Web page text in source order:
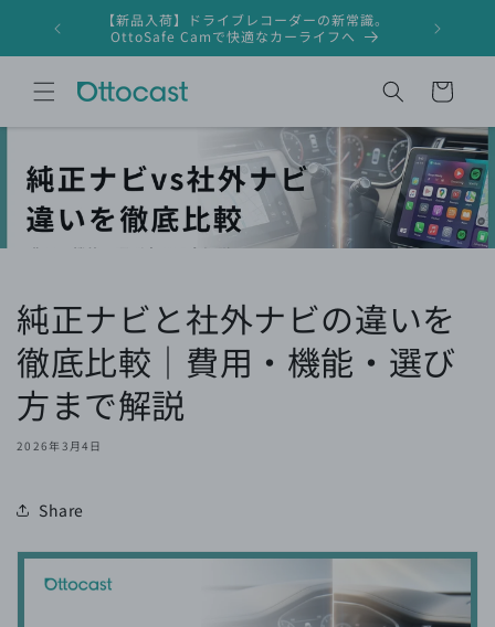
ンツに
【新品入荷】ドライブレコーダーの新常識。
OttoSafe Camで快適なカーライフへ
ドライ
カ
ー
純正ナビと社外ナビの違いを
徹底比較｜費用・機能・選び
方まで解説
2026年3月4日
Share